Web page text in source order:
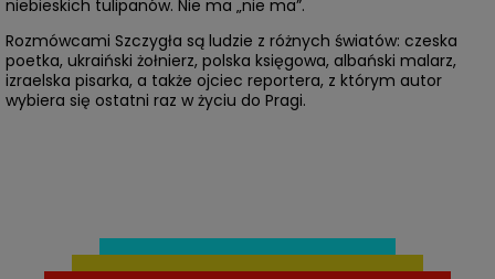
niebieskich tulipanów. Nie ma „nie ma”.
Rozmówcami Szczygła są ludzie z różnych światów: czeska
poetka, ukraiński żołnierz, polska księgowa, albański malarz,
izraelska pisarka, a także ojciec reportera, z którym autor
wybiera się ostatni raz w życiu do Pragi.